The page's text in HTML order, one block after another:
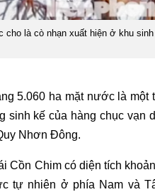
cho là cò nhạn xuất hiện ở khu
5.060 ha mặt nước là
sinh kế của hàng chục vạn
Nhơn Đông.
Cồn Chim có diện tích
tự nhiên ở phía Nam và